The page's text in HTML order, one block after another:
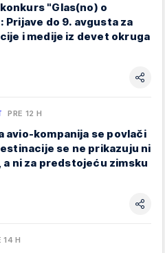
"Glas(no) o
Prijave do 9. avgusta za
i medije iz devet okruga
PRE 12 H
avio-kompanija se povlači
se ne prikazuju ni
a ni za predstojeću zimsku
14 H